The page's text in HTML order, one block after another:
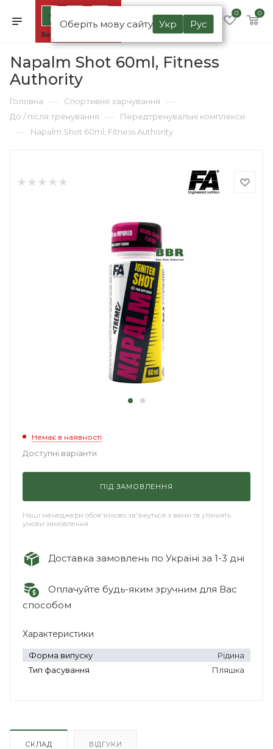
Оберіть мову сайту Укр Рус
0 0
Napalm Shot 60ml, Fitness
Authority
Головна — Спортивне харчування —
До / після тренування — Передтренувальні комплекси
— Napalm Shot 60ml, Fitness Authority
Немає в наявності
Доступні варіанти
ПІД ЗАМОВЛЕННЯ
Наші менеджери обов'язково зв'яжуться з вами та уточнять
умови замовлення
Доставка замовлень по Україні за 1-3 дні
Оплачуйте будь-яким зручним для Вас
способом
Характеристики
Форма випуску
Рідина
Тип фасування
Пляшка
СКЛАД ВІДГУКИ